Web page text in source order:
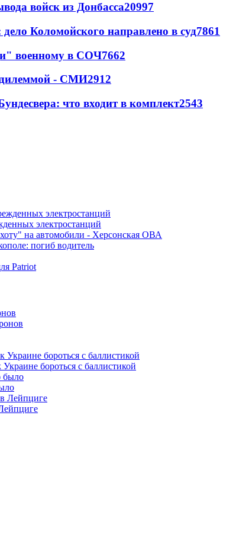
войск из Донбасса20997
Коломойского направлено в суд7861
военному в СОЧ7662
дилеммой - СМИ2912
что входит в комплект2543
электростанций
на автомобили - Херсонская ОВА
погиб водитель
Patriot
бороться с баллистикой